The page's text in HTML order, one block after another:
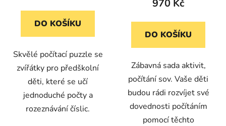
DO KOŠÍKU
Skvělé počítací puzzle se
zvířátky pro předškolní
děti, které se učí
jednoduché počty a
rozeznávání číslic.
970 Kč
DO KOŠÍKU
Zábavná sada aktivit,
počítání sov. Vaše děti
budou rádi rozvíjet své
dovednosti počítáním
pomocí těchto